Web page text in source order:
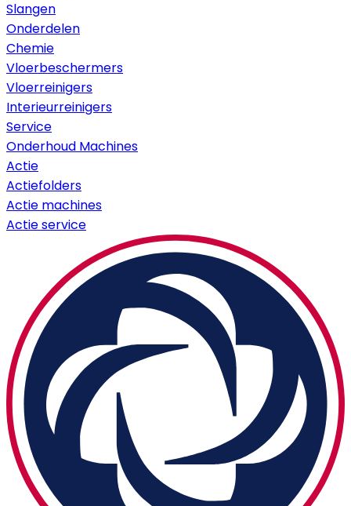
Slangen
Onderdelen
Chemie
Vloerbeschermers
Vloerreinigers
Interieurreinigers
Service
Onderhoud Machines
Actie
Actiefolders
Actie machines
Actie service